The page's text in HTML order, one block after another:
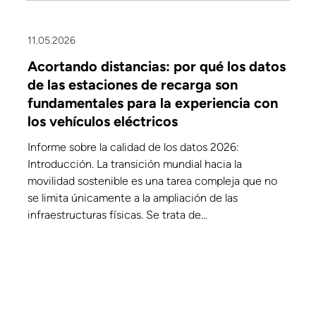
11.05.2026
Acortando distancias: por qué los datos
de las estaciones de recarga son
fundamentales para la experiencia con
los vehículos eléctricos
Informe sobre la calidad de los datos 2026:
Introducción. La transición mundial hacia la
movilidad sostenible es una tarea compleja que no
se limita únicamente a la ampliación de las
infraestructuras físicas. Se trata de...